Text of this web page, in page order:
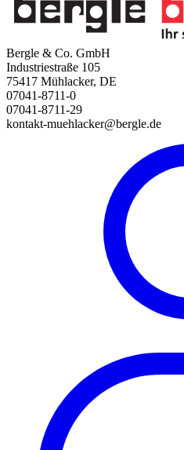
Bergle & Co. GmbH
Industriestraße 105
75417 Mühlacker, DE
07041-8711-0
07041-8711-29
kontakt-muehlacker@bergle.de